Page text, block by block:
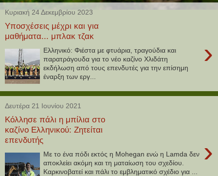
Κυριακή 24 Δεκεμβρίου 2023
Υποσχέσεις μέχρι και για
μαθήματα... μπλακ τζακ
›
Ελληνικό: Φιέστα με φτυάρια, τραγούδια και
παρατράγουδα για το νέο καζίνο Χλιδάτη
εκδήλωση από τους επενδυτές για την επίσημη
έναρξη των εργ...
Δευτέρα 21 Ιουνίου 2021
Κόλλησε πάλι η μπίλια στο
καζίνο Ελληνικού: Ζητείται
επενδυτής
›
Με το ένα πόδι εκτός η Mohegan ενώ η Lamda δεν
αποκλείει ακόμη και τη ματαίωση του σχεδίου.
Καρκινοβατεί και πάλι το εμβληματικό σχέδιο για ...